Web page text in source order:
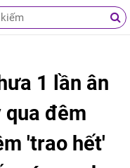
1 lần ân
qua đêm
'trao hết'